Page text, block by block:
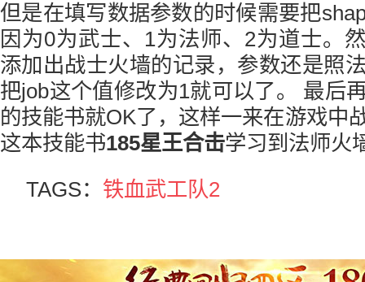
但是在填写数据参数的时候需要把
因为0为武士、1为法师、2为道士。
添加出战士火墙的记录，参数还是照
把job这个值修改为1就可以了。 最后
的技能书就OK了，这样一来在游戏中
这本技能书185星王合击学习到法师火
TAGS： 铁血武工队2